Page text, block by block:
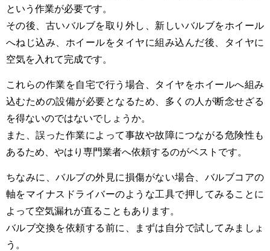
という作業が必要です。
その後、古いバルブを取り外し、新しいバルブをホイール
へねじ込み、ホイールをタイヤに組み込んだ後、タイヤに
空気を入れて完成です。
これらの作業を自宅で行う場合、タイヤをホイールへ組み
込むための設備が必要となるため、多くの人が断念せざる
を得ないのではないでしょうか。
また、誤った作業によって事故や故障につながる危険性も
あるため、やはり専門業者へ依頼するのがベストです。
ちなみに、バルブの外見に損傷がない場合、バルブコアの
軸をマイナスドライバーのような工具で押してみることに
よって空気漏れが直ることもあります。
バルブ交換を依頼する前に、まずは自分で試してみましょ
う。